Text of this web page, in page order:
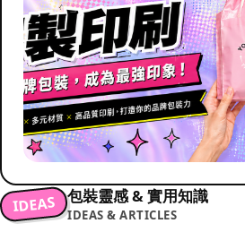
IDEAS 包裝靈感 & 實用知識
IDEAS & ARTICLES